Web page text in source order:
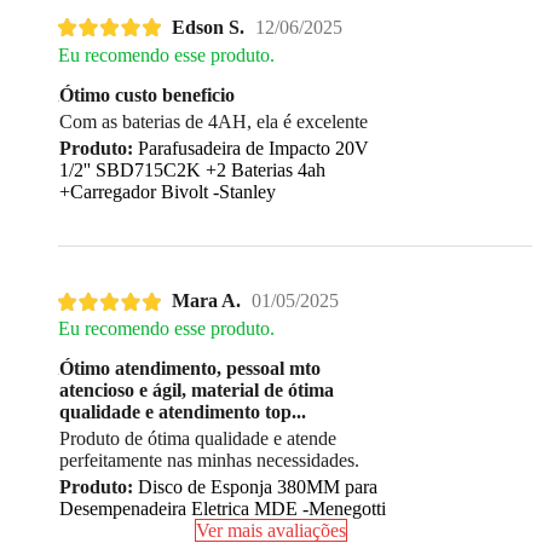
Edson S. 12/06/2025
Eu recomendo esse produto.
Ótimo custo beneficio
Com as baterias de 4AH, ela é excelente
Produto: Parafusadeira de Impacto 20V
1/2'' SBD715C2K +2 Baterias 4ah
+Carregador Bivolt -Stanley
Mara A. 01/05/2025
Eu recomendo esse produto.
Ótimo atendimento, pessoal mto
atencioso e ágil, material de ótima
qualidade e atendimento top...
Produto de ótima qualidade e atende
perfeitamente nas minhas necessidades.
Produto: Disco de Esponja 380MM para
Desempenadeira Eletrica MDE -Menegotti
Ver mais avaliações